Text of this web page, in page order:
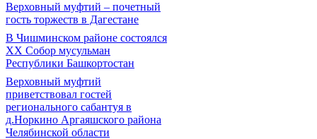
Верховный муфтий – почетный
гость торжеств в Дагестане
В Чишминском районе состоялся
XX Собор мусульман
Республики Башкортостан
Верховный муфтий
приветствовал гостей
регионального сабантуя в
д.Норкино Аргаяшского района
Челябинской области